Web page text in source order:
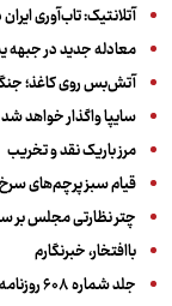
آتلانتیک: تاب‌آوری
معادله جدید در جبهه
آتش‌بس روی کاغذ؛
سایپا واگذار خواهد
مرز باریک نقد و تخریب
قیام سبز پرچم‌های سرخ
چتر نظارتی مجلس بر
باافتخار، خبرنگارم
جلد شماره ۶۰۸ روزنامه آگاه